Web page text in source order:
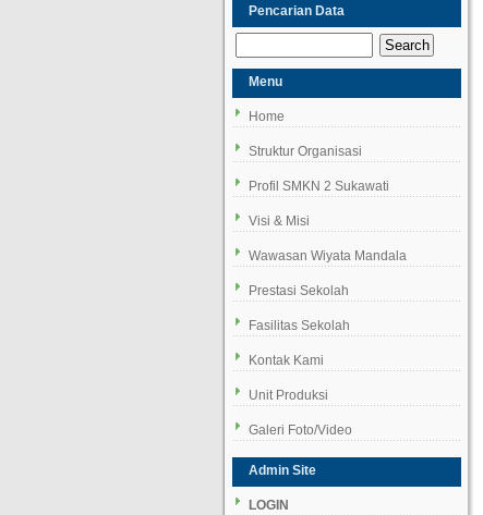
Pencarian Data
Menu
Home
Struktur Organisasi
Profil SMKN 2 Sukawati
Visi & Misi
Wawasan Wiyata Mandala
Prestasi Sekolah
Fasilitas Sekolah
Kontak Kami
Unit Produksi
Galeri Foto/Video
Admin Site
LOGIN